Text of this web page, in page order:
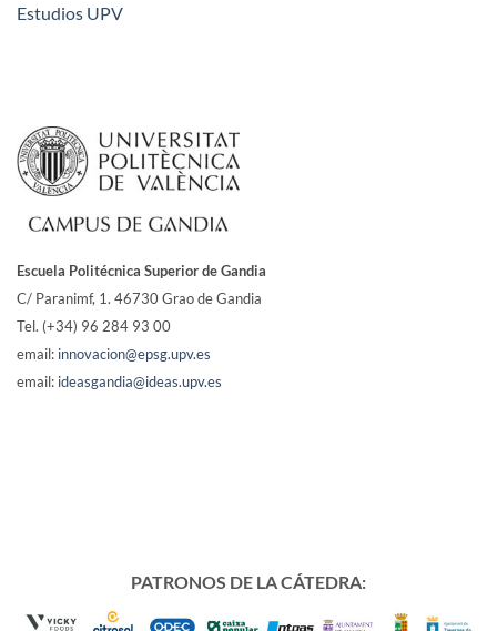
Estudios UPV
Escuela Politécnica Superior de Gandia
C/ Paranimf, 1. 46730 Grao de Gandia
Tel. (+34) 96 284 93 00
email: innovacion@epsg.upv.es
email: ideasgandia@ideas.upv.es
PATRONOS DE LA CÁTEDRA: